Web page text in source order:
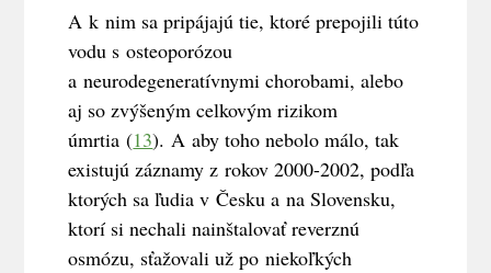
A k nim sa pripájajú tie, ktoré prepojili túto
vodu s osteoporózou
a neurodegeneratívnymi chorobami, alebo
aj so zvýšeným celkovým rizikom
úmrtia (13). A aby toho nebolo málo, tak
existujú záznamy z rokov 2000-2002, podľa
ktorých sa ľudia v Česku a na Slovensku,
ktorí si nechali nainštalovať reverznú
osmózu, sťažovali už po niekoľkých